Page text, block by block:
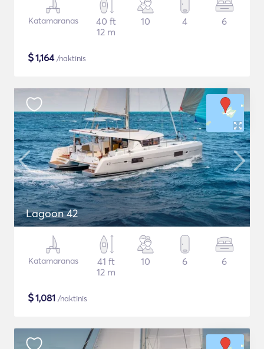
Katamaranas
40 ft
12 m
10 4 6
$1,164/naktinis
Lagoon 42
Katamaranas
41 ft
12 m
10 6 6
$1,081 /naktinis